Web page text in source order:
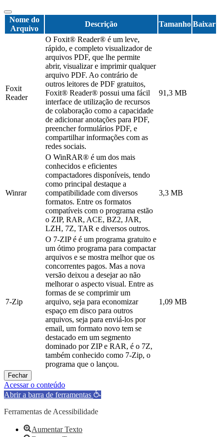
Nome do
Arquivo
Descrição Tamanho Baixar
Foxit
Reader
O Foxit® Reader® é um leve,
rápido, e completo visualizador de
arquivos PDF, que lhe permite
abrir, visualizar e imprimir qualquer
arquivo PDF. Ao contrário de
outros leitores de PDF gratuitos,
Foxit® Reader® possui uma fácil
interface de utilização de recursos
de colaboração como a capacidade
de adicionar anotações para PDF,
preencher formulários PDF, e
compartilhar informações com as
redes sociais.
91,3 MB
Winrar
O WinRAR® é um dos mais
conhecidos e eficientes
compactadores disponíveis, tendo
como principal destaque a
compatibilidade com diversos
formatos. Entre os formatos
compatíveis com o programa estão
o ZIP, RAR, ACE, BZ2, JAR,
LZH, 7Z, TAR e diversos outros.
3,3 MB
7-Zip
O 7-ZIP é é um programa gratuito e
um ótimo programa para compactar
arquivos e se mostra melhor que os
concorrentes pagos. Mas a nova
versão deixou a desejar ao não
melhorar o aspecto visual. Entre as
formas de se comprimir um
arquivo, seja para economizar
espaço em disco para outros
arquivos, seja para enviá-los por
email, um formato novo tem se
destacado em um segmento
dominado por ZIP e RAR, é o 7Z,
também conhecido como 7-Zip, o
programa que o lançou.
1,09 MB
Fechar
Acessar o conteúdo
Abrir a barra de ferramentas
Ferramentas de Acessibilidade
Aumentar Texto